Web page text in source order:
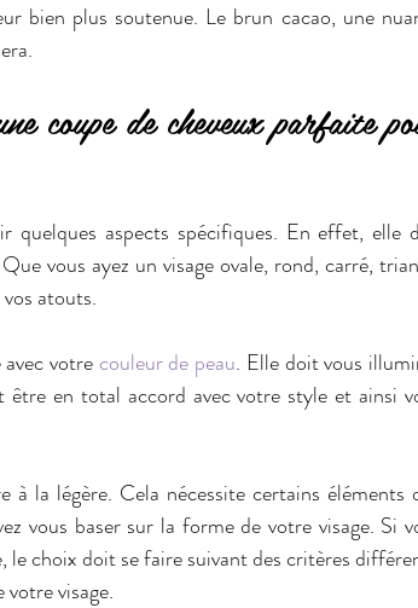
bien plus soutenue. Le brun cacao, une
coupe de cheveux parfaite
aspects spécifiques. En effet, elle
vous ayez un visage ovale, rond, carré,
atouts.
votre couleur de peau. Elle doit vous
en total accord avec votre style et ainsi
la légère. Cela nécessite certains éléments
vous baser sur la forme de votre visage. Si
le choix doit se faire suivant des critères
visage.